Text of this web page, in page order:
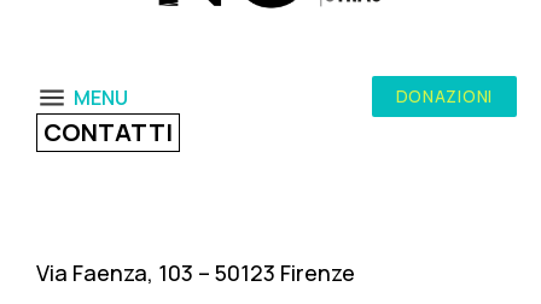
MENU DONAZIONI
CONTATTI
Via Faenza, 103 – 50123 Firenze